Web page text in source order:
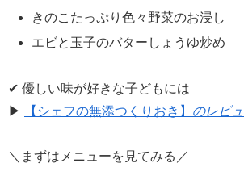
きのこたっぷり色々野菜のお浸し
エビと玉子のバターしょうゆ炒め
✔ 優しい味が好きな子どもには
▶
【シェフの無添つくりおき】 のレビ
＼まずはメニューを見てみる／